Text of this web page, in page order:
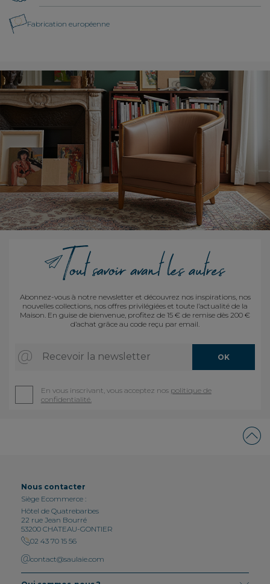
Fabrication européenne
Abonnez-vous à notre newsletter et découvrez nos inspirations, nos
nouvelles collections, nos offres privilégiées et toute l’actualité de la
Maison. En guise de bienvenue, profitez de 15 € de remise dès 200 €
d’achat grâce au code reçu par email.
Recevoir la newsletter OK
En vous inscrivant, vous acceptez nos politique de
confidentialité.
Nous contacter
Siège Ecommerce :
Hôtel de Quatrebarbes
22 rue Jean Bourré
53200 CHATEAU-GONTIER
02 43 70 15 56
contact@saulaie.com